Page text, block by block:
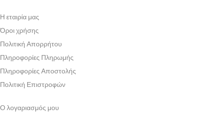
Η εταιρία μας
Όροι χρήσης
Πολιτική Απορρήτου
Πληροφορίες Πληρωμής
Πληροφορίες Αποστολής
Πολιτική Επιστροφών
Ο λογαριασμός μου